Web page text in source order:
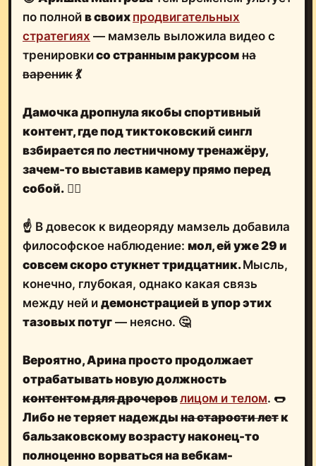
по полной в своих продвигательных
стратегиях — мамзель выложила видео с
тренировкисо странным ракурсом на
вареник 💃
Дамочкадропнула якобы спортивный
контент, где под тиктоковский сингл
взбирается по лестничному тренажёру,
зачем-то выставив камеру прямо перед
собой. 🤷‍♂️
☝️ В довесок к видеоряду мамзель добавила
философское наблюдение: мол, ей уже 29 и
совсем скоро стукнет тридцатник.Мысль,
конечно, глубокая, однако какая связь
между ней и демонстрацией в упор этих
тазовых потуг — неясно. 🤔
Вероятно, Арина просто продолжает
отрабатывать новую должность
контентом для дрочеровлицом и телом. 🌭
Либо не теряет надежды на старости летк
бальзаковскому возрасту наконец-то
полноценно ворваться на вебкам-